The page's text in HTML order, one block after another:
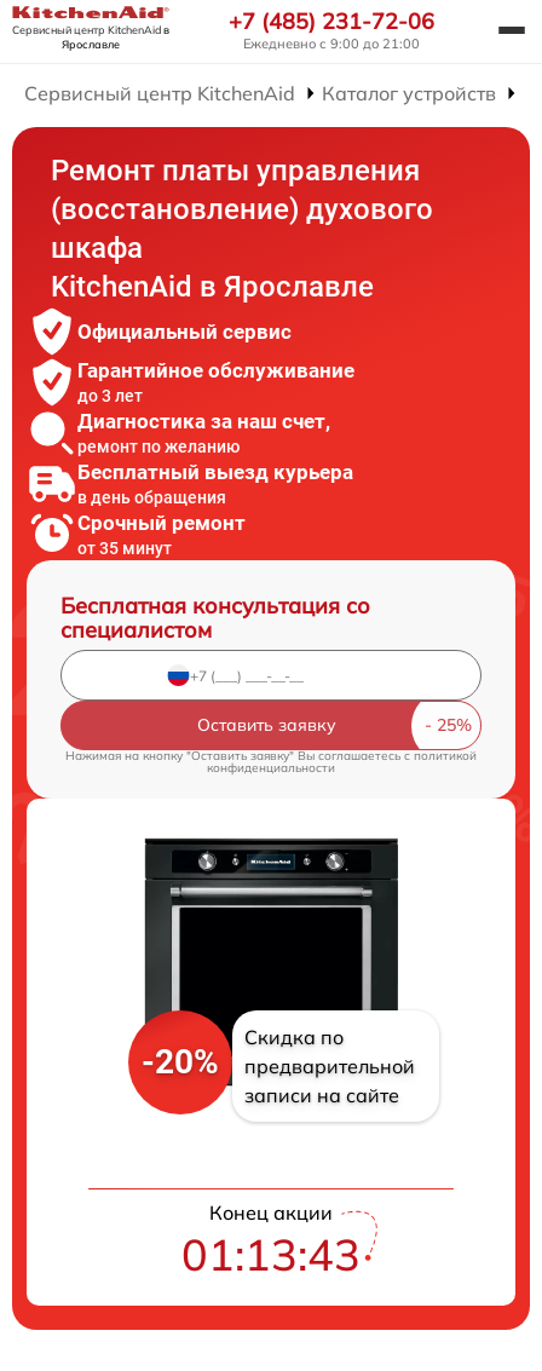
Сервисный центр KitchenAidв
Ярославле
+7 (485) 231-72-06
Ежедневно с 9:00 до 21:00
Сервисный центр KitchenAid Каталог устройств
Ремонт платы управления
(восстановление) духового
шкафа
KitchenAid в Ярославле
Официальный сервис
Гарантийное обслуживание
до 3 лет
Диагностика за наш счет,
ремонт по желанию
Бесплатный выезд курьера
в день обращения
Срочный ремонт
от 35 минут
Бесплатная консультация со
специалистом
Оставить заявку
Нажимая на кнопку "Оставить заявку" Вы соглашаетесь cполитикой
конфиденциальности
-20%
Скидка по
предварительной
записи на сайте
Конец акции
01:13:42